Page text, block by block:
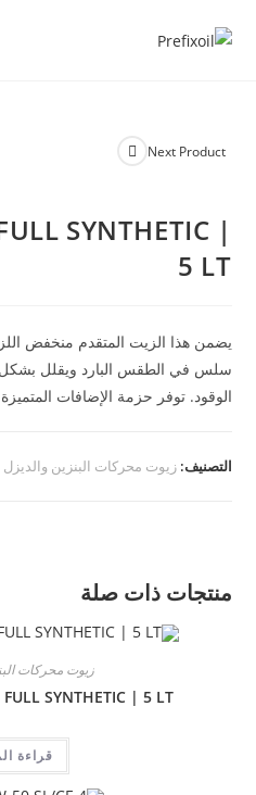
Next Product
SYNTHETIC |
5 LT
يضمن هذا الزيت المتقدم منخفض
سلس في الطقس البارد ويقلل بشكل
الوقود. توفر حزمة الإضافات
التصنيف:زيوت محركات البنزين والديزل
منتجات ذات صلة
زيوت محركات
FULL SYNTHETIC | 5 LT
قراءة